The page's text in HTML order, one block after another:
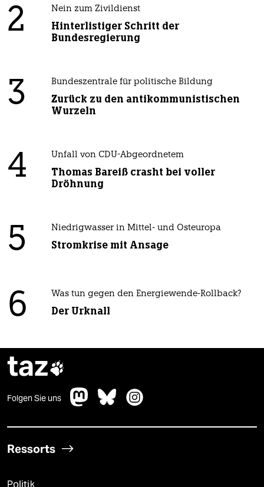
2 Nein zum Zivildienst
Hinterlistiger Schritt der
Bundesregierung
3 Bundeszentrale für politische Bildung
Zurück zu den antikommunistischen
Wurzeln
4 Unfall von CDU-Abgeordnetem
Thomas Bareiß crasht bei voller
Dröhnung
5 Niedrigwasser in Mittel- und Osteuropa
Stromkrise mit Ansage
6 Was tun gegen den Energiewende-Rollback?
Der Urknall
taz
Folgen Sie uns
Ressorts
Politik